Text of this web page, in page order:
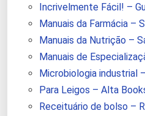
Incrivelmente Fácil! –
Manuais da Farmácia –
Manuais da Nutrição –
Manuais de
Microbiologia industrial
Para Leigos – Alta
Receituário de bolso –